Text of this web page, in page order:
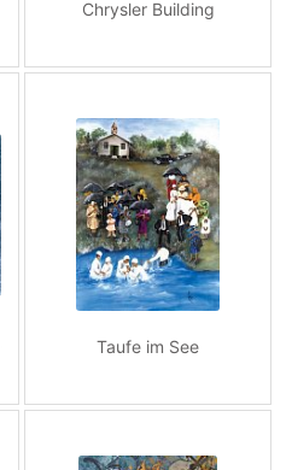
Chrysler Building
Taufe im See